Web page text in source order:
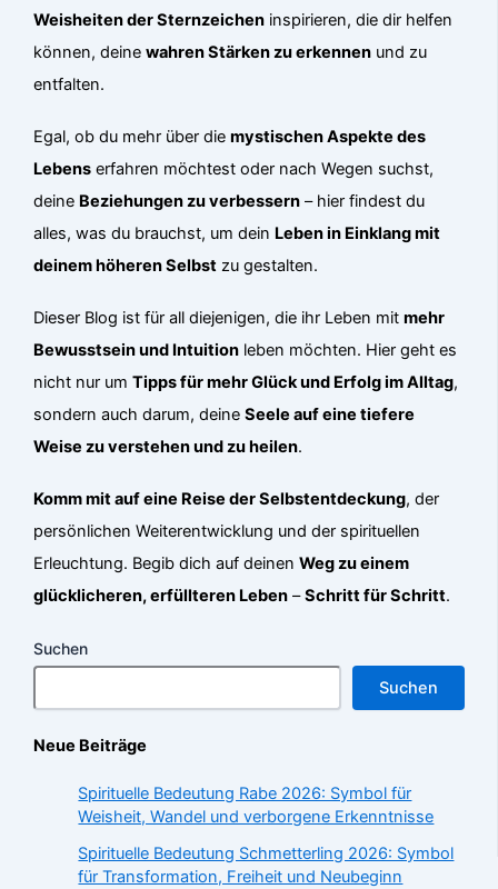
Weisheiten der Sternzeichen inspirieren, die dir helfen
können, deinewahren Stärken zu erkennen und zu
entfalten.
Egal, ob du mehr über diemystischen Aspekte des
Lebens erfahren möchtest oder nach Wegen suchst,
deine Beziehungen zu verbessern – hier findest du
alles, was du brauchst, um dein Leben in Einklang mit
deinem höheren Selbst zu gestalten.
Dieser Blog ist für all diejenigen, die ihr Leben mitmehr
Bewusstsein und Intuition leben möchten. Hier geht es
nicht nur umTipps für mehr Glück und Erfolg im Alltag,
sondern auch darum, deineSeele auf eine tiefere
Weise zu verstehen und zu heilen.
Komm mit auf eine Reise der Selbstentdeckung, der
persönlichen Weiterentwicklung und der spirituellen
Erleuchtung. Begib dich auf deinenWeg zu einem
glücklicheren, erfüllteren Leben –Schritt für Schritt.
Suchen
Suchen
Neue Beiträge
Spirituelle Bedeutung Rabe 2026: Symbol für
Weisheit, Wandel und verborgene Erkenntnisse
Spirituelle Bedeutung Schmetterling 2026: Symbol
für Transformation, Freiheit und Neubeginn